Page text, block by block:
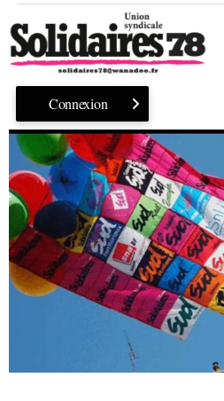
Connexion